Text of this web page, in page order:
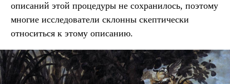
описаний этой процедуры не сохранилось, поэтому
многие исследователи склонны скептически
относиться к этому описанию.